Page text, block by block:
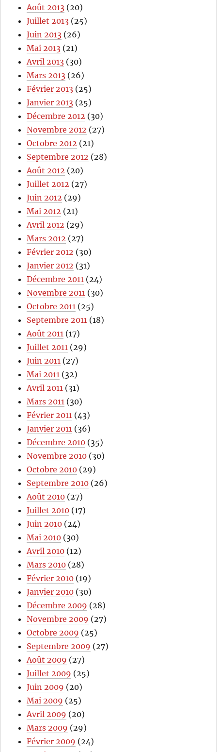
Août 2013 (20)
Juillet 2013 (25)
Juin 2013 (26)
Mai 2013 (21)
Avril 2013 (30)
Mars 2013 (26)
Février 2013 (25)
Janvier 2013 (25)
Décembre 2012 (30)
Novembre 2012 (27)
Octobre 2012 (21)
Septembre 2012 (28)
Août 2012 (20)
Juillet 2012 (27)
Juin 2012 (29)
Mai 2012 (21)
Avril 2012 (29)
Mars 2012 (27)
Février 2012 (30)
Janvier 2012 (31)
Décembre 2011 (24)
Novembre 2011 (30)
Octobre 2011 (25)
Septembre 2011 (18)
Août 2011 (17)
Juillet 2011 (29)
Juin 2011 (27)
Mai 2011 (32)
Avril 2011 (31)
Mars 2011 (30)
Février 2011 (43)
Janvier 2011 (36)
Décembre 2010 (35)
Novembre 2010 (30)
Octobre 2010 (29)
Septembre 2010 (26)
Août 2010 (27)
Juillet 2010 (17)
Juin 2010 (24)
Mai 2010 (30)
Avril 2010 (12)
Mars 2010 (28)
Février 2010 (19)
Janvier 2010 (30)
Décembre 2009 (28)
Novembre 2009 (27)
Octobre 2009 (25)
Septembre 2009 (27)
Août 2009 (27)
Juillet 2009 (25)
Juin 2009 (20)
Mai 2009 (25)
Avril 2009 (20)
Mars 2009 (29)
Février 2009 (24)